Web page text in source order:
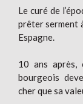
Le curé de
prêter serment
Espagne.
10 ans après,
bourgeois
cher que sa